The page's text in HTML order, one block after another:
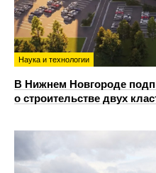
Наука и технологии
В Нижнем Новгороде
о строительстве двух